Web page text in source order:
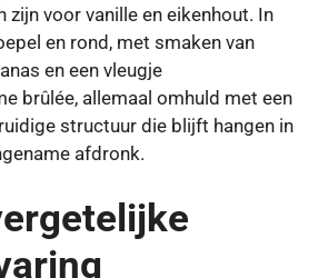
zijn voor vanille en eikenhout. In
en rond, met smaken van
en een vleugje
brûlée, allemaal omhuld met een
structuur die blijft hangen in
afdronk.